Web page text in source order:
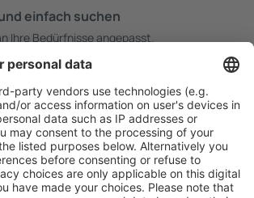
einfach suchen
Ihre Bedürfnisse angepasst.
Sorgen mit einer kostenlosen
und Spezialangebote für eingeloggte